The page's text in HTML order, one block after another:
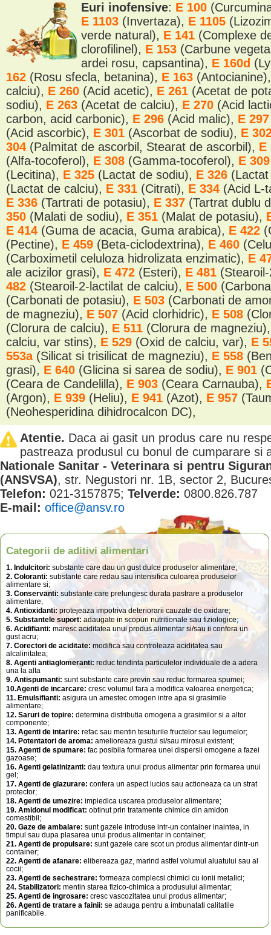
Euri inofensive: E 100
E 1103 (Invertaza), E 1105
verde natural), E 141 (Complexe
clorofilinel), E 153 (Carbune
ardei rosu, capsantina), E 160d
162 (Rosu sfecla, betanina), E 163
calciu), E 260 (Acid acetic), E 261 (Acetat de
sodiu), E 263 (Acetat de calciu), E 270 (Acid
carbon, acid carbonic), E 296 (Acid malic), E
(Acid ascorbic), E 301 (Ascorbat de sodiu), E
304 (Palmitat de ascorbil, Stearat de ascorbil), E
(Alfa-tocoferol), E 308 (Gamma-tocoferol), E
(Lecitina), E 325 (Lactat de sodiu), E 326
(Lactat de calciu), E 331 (Citrati), E 334 (Acid L-
E 336 (Tartrati de potasiu), E 337 (Tartrat dublu
350 (Malati de sodiu), E 351 (Malat de potasiu),
E 414 (Guma de acacia, Guma arabica), E 422
(Pectine), E 459 (Beta-ciclodextrina), E 460
(Carboximetil celuloza hidrolizata enzimatic), E
ale acizilor grasi), E 472 (Esteri), E 481
482 (Stearoil-2-lactilat de calciu), E 500
(Carbonati de potasiu), E 503 (Carbonati de
de magneziu), E 507 (Acid clorhidric), E 508
(Clorura de calciu), E 511 (Clorura de
calciu, var stins), E 529 (Oxid de calciu, var), E
553a (Silicat si trisilicat de magneziu), E 558
grasi), E 640 (Glicina si sarea de sodiu), E 901
(Ceara de Candelilla), E 903 (Ceara Carnauba),
(Argon), E 939 (Heliu), E 941 (Azot), E 957
(Neohesperidina dihidrocalcon DC),
Atentie. Daca ai gasit un produs care nu
pastreaza produsul cu bonul de cumparare si
Nationale Sanitar - Veterinara si pentru
(ANSVSA), str. Negustori nr. 1B, sector 2,
Telefon: 021-3157875; Telverde: 0800.826.787
E-mail: office@ansv.ro
Categorii de aditivi alimentari
1. Indulcitori: substante care dau un gust dulce produselor alimentare;
2. Coloranti: substante care redau sau intensifica culoarea produselor
alimentare si;
3. Conservanti: substante care prelungesc durata pastrare a produselor
alimentare;
4. Antioxidanti: protejeaza impotriva deteriorarii cauzate de oxidare;
5. Substantele suport: adaugate in scopuri nutritionale sau fiziologice;
6. Acidifianti: maresc aciditatea unui produs alimentar si/sau ii confera un
gust acru;
7. Corectori de aciditate: modifica sau controleaza aciditatea sau
alcalinitatea;
8. Agenti antiaglomeranti: reduc tendinta particulelor individuale de a adera
una la alta
9. Antispumanti: sunt substante care previn sau reduc formarea spumei;
10.Agenti de incarcare: cresc volumul fara a modifica valoarea energetica;
11. Emulsifianti: asigura un amestec omogen intre apa si grasimile
alimentare;
12. Saruri de topire: determina distributia omogena a grasimilor si a altor
componente;
13. Agenti de intarire: refac sau mentin tesuturile fructelor sau legumelor;
14. Potentatori de aroma: amelioreaza gustul si/sau mirosul existent;
15. Agenti de spumare: fac posibila formarea unei dispersii omogene a fazei
gazoase;
16. Agenti gelatinizanti: dau textura unui produs alimentar prin formarea unui
gel;
17. Agenti de glazurare: confera un aspect lucios sau actioneaza ca un strat
protector;
18. Agenti de umezire: impiedica uscarea produselor alimentare;
19. Amidonul modificat: obtinut prin tratamente chimice din amidon
comestibil;
20. Gaze de ambalare: sunt gazele introduse intr-un container inaintea, in
timpul sau dupa plasarea unui produs alimentar in container;
21. Agenti de propulsare: sunt gazele care scot un produs alimentar dintr-un
container;
22. Agenti de afanare: elibereaza gaz, marind astfel volumul aluatului sau al
cocii;
23. Agenti de sechestrare: formeaza complecsi chimici cu ionii metalici;
24. Stabilizatori: mentin starea fizico-chimica a produsului alimentar;
25. Agenti de ingrosare: cresc vascozitatea unui produs alimentar;
26. Agenti de tratare a fainii: se adauga pentru a imbunatati calitatile
panificabile.